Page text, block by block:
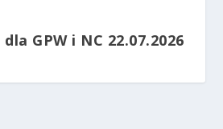
GPW i NC 22.07.2026